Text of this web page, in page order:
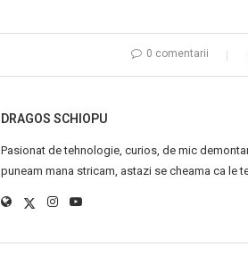
0 comentarii
DRAGOS SCHIOPU
Pasionat de tehnologie, curios, de mic
puneam mana stricam, astazi se cheama ca le